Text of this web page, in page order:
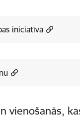
iniciatīva